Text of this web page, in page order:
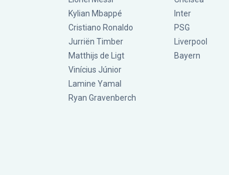
Kylian Mbappé
Cristiano Ronaldo
Jurriën Timber
Matthijs de Ligt
Vinícius Júnior
Lamine Yamal
Ryan Gravenberch
Inter
PSG
Liverpool
Bayern